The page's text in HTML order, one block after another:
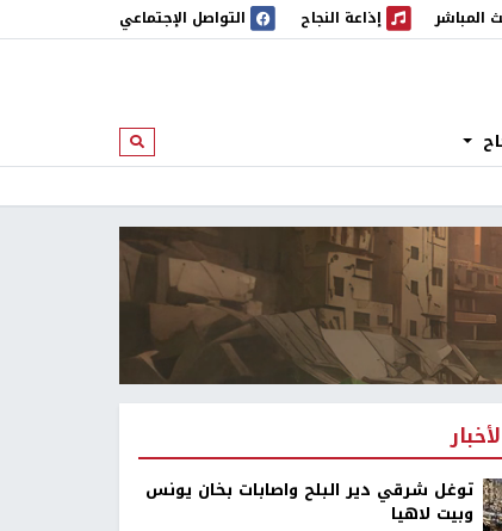
المباشر إذاعة النجاح
إذاعة النجاح التواصل الإجتماعي
ابحث
توغل شرقي دير البلح واصابات بخان يونس
وبيت لاهيا